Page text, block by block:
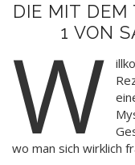
DIE MIT
1 VON
W
wo man sich wirklich